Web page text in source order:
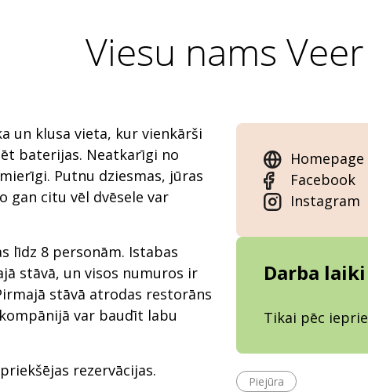
Viesu nams Veer
un klusa vieta, kur vienkārši
baterijas. Neatkarīgi no
Putnu dziesmas, jūras
gan citu vēl dvēsele var
līdz 8 personām. Istabas
stāvā, un visos numuros ir
stāvā atrodas restorāns
var baudīt labu
rezervācijas.
Homepage
Facebook
Instagram
Darba laiki
Tikai pēc
Piejūra